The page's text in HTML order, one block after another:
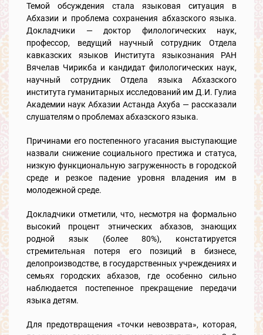
Темой обсуждения стала языковая ситуация в
Абхазии и проблема сохранения абхазского языка.
Докладчики — доктор филологических наук,
профессор, ведущий научный сотрудник Отдела
кавказских языков Института языкознания РАН
Вячелав Чирикба и кандидат филологических наук,
научный сотрудник Отдела языка Абхазского
института гуманитарных исследований им Д.И. Гулиа
Академии наук Абхазии Астанда Ахуба — рассказали
слушателям о проблемах абхазского языка.
Причинами его постепенного угасания выступающие
назвали снижение социального престижа и статуса,
низкую функциональную загруженность в городской
среде и резкое падение уровня владения им в
молодежной среде.
Докладчики отметили, что, несмотря на формально
высокий процент этнических абхазов, знающих
родной язык (более 80%), констатируется
стремительная потеря его позиций в бизнесе,
делопроизводстве, в государственных учреждениях и
семьях городских абхазов, где особенно сильно
наблюдается постепенное прекращение передачи
языка детям.
Для предотвращения «точки невозврата», которая,